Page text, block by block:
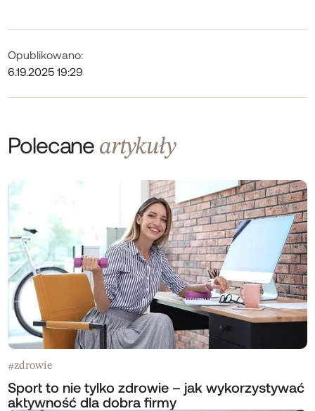
Opublikowano:
6.19.2025 19:29
Polecane artykuły
#zdrowie
Sport to nie tylko zdrowie – jak wykorzystywać
aktywność dla dobra firmy